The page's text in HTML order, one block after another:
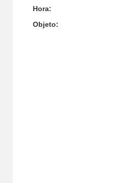
Hora:
Objeto: